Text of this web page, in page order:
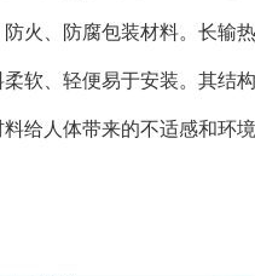
火、防腐包装材料。长输
软、轻便易于安装。其结
给人体带来的不适感和环